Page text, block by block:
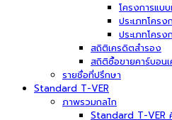
โครงการแบ
ประเภทโคร
ประเภทโคร
สถิติเครดิตสำรอง
สถิติซื้อขายคาร์บอน
รายชื่อที่ปรึกษา
Standard T-VER
ภาพรวมกลไก
Standard T-VER